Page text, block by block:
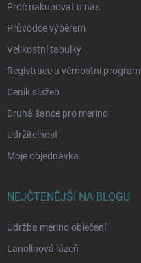
Proč nakupovat u nás
Průvodce výběrem
Velikostní tabulky
Registrace a věrnostní program
Ceník služeb
Druhá šance pro merino
Udržitelnost
Moje objednávka
NEJČTENĚJŠÍ NA BLOGU
Údržba merino oblečení
Lanolinová lázeň